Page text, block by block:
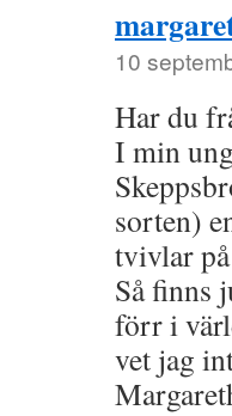
10
Har du
I min
sorten)
tvivlar på
Så finns
förr i
vet jag